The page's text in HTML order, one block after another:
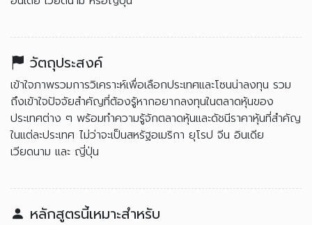
วัตถุประสงค์
เข้าใจภาพรวมการวิเคราะห์เพื่อเลือกประเทศและโซนน่าลงทุน รวม
ถึงเข้าใจปัจจัยสำคัญที่ต้องรู้หากอยากลงทุนในตลาดหุ้นของ
ประเทศต่าง ๆ พร้อมทำความรู้จักตลาดหุ้นและดัชนีราคาหุ้นที่สำคัญ
ในแต่ละประเทศ ไม่ว่าจะเป็นสหรัฐอเมริกา ยุโรป จีน อินเดีย
เวียดนาม และ ญี่ปุ่น
หลักสูตรนี้เหมาะสำหรับ